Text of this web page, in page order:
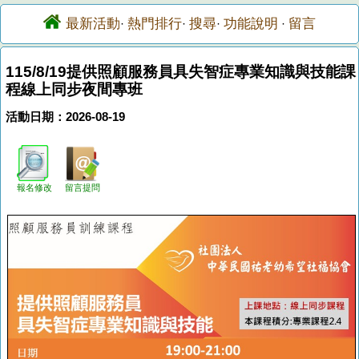
最新活動· 熱門排行· 搜尋· 功能說明 · 留言
115/8/19提供照顧服務員具失智症專業知識與技能課
程線上同步夜間專班
活動日期：2026-08-19
報名修改 留言提問